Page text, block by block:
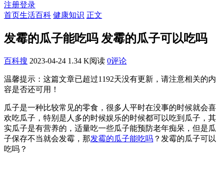
注册登录
首页生活百科 健康知识 正文
发霉的瓜子能吃吗 发霉的瓜子可以吃吗
百科搜 2023-04-24 1.34 K阅读 0评论
温馨提示：这篇文章已超过1192天没有更新，请注意相关的内
容是否还可用！
瓜子是一种比较常见的零食，很多人平时在没事的时候就会喜
欢吃瓜子，特别是人多的时候娱乐的时候都可以吃到瓜子，其
实瓜子是有营养的，适量吃一些瓜子能预防老年痴呆，但是瓜
子保存不当就会发霉，那发霉的瓜子能吃吗 ？发霉的瓜子可以
吃吗？